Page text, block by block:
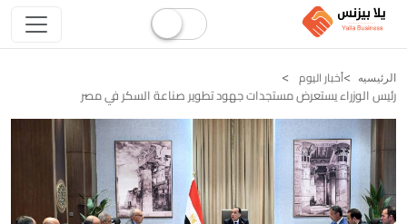
الرئيسيه أخبار اليوم
رئيس الوزراء يستعرض مستجدات جهود تطوير صناعة السكر في مصر